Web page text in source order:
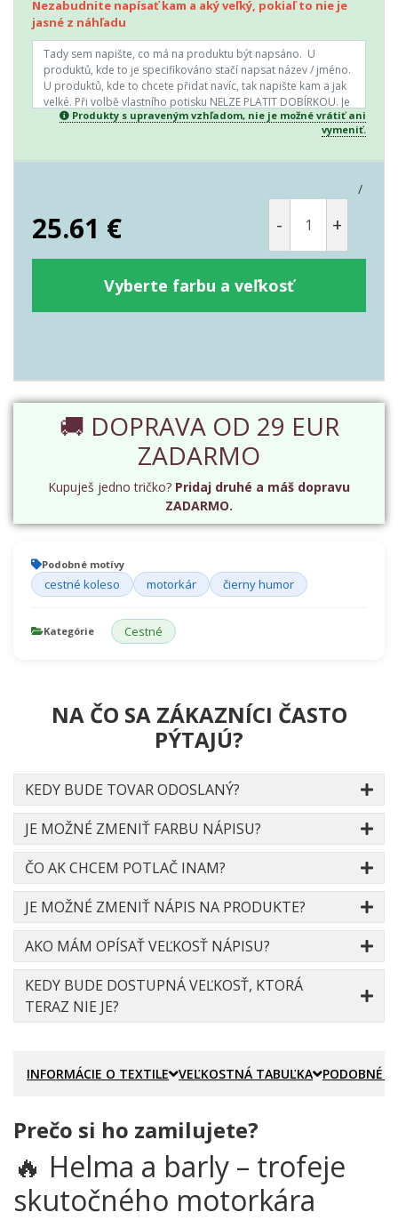
Nezabudnite napísať kam a aký veľký, pokiaľ to nie je
jasné z náhľadu
Produkty s upraveným vzhľadom, nie je možné vrátiť ani
vymeniť.
/
25.61 € - +
Vyberte farbu a veľkosť
🚚 DOPRAVA OD 29 EUR
ZADARMO
Kupuješ jedno tričko? Pridaj druhé a máš dopravu
ZADARMO.
Podobné motívy
cestné koleso motorkár čierny humor
Kategórie Cestné
NA ČO SA ZÁKAZNÍCI ČASTO
PÝTAJÚ?
KEDY BUDE TOVAR ODOSLANÝ?
JE MOŽNÉ ZMENIŤ FARBU NÁPISU?
ČO AK CHCEM POTLAČ INAM?
JE MOŽNÉ ZMENIŤ NÁPIS NA PRODUKTE?
AKO MÁM OPÍSAŤ VEĽKOSŤ NÁPISU?
KEDY BUDE DOSTUPNÁ VEĽKOSŤ, KTORÁ
TERAZ NIE JE?
INFORMÁCIE O TEXTILE VEĽKOSTNÁ TABUĽKA PODOBNÉ
Prečo si ho zamilujete?
🔥 Helma a barly – trofeje
skutočného motorkára